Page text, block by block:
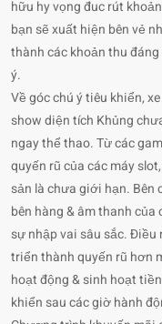
hữu hy vọng đuc rút
bạn sẽ xuất hiện bên vẻ
thành các khoản thu
ý.
Về góc chú ý tiêu khiển,
show diện tích Khủng
ngay thể thao. Từ các
quyến rũ của các máy
sản là chưa giới hạn. Bên
bên hàng & âm thanh
sự nhập vai sâu sắc. Điều
triển thành quyến rũ hơn
hoạt động & sinh hoạt
khiển sau các giờ hành